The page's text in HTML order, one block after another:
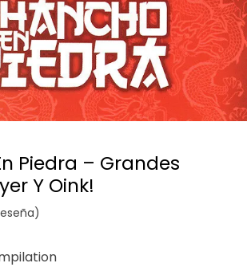
Piedra – Grandes
Y Oink!